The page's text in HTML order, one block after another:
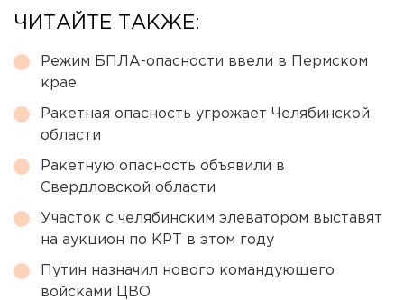
ЧИТАЙТЕ ТАКЖЕ:
Режим БПЛА-опасности ввели в Пермском
крае
Ракетная опасность угрожает Челябинской
области
Ракетную опасность объявили в
Свердловской области
Участок с челябинским элеватором выставят
на аукцион по КРТ в этом году
Путин назначил нового командующего
войсками ЦВО